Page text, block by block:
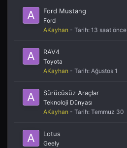
Ford Mustang
Ford
AKayhan - Tarih: 13 saat önce
RAV4
Toyota
AKayhan - Tarih: Ağustos 1
Sürücüsüz Araçlar
Teknoloji Dünyası
AKayhan - Tarih: Temmuz 30
Lotus
Geely